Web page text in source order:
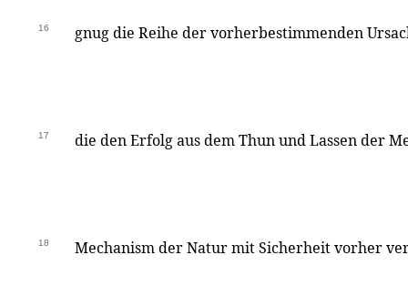
16 gnug die Reihe der vorherbestimmenden
17 die den Erfolg aus dem Thun und Lassen der
18 Mechanism der Natur mit Sicherheit vorher